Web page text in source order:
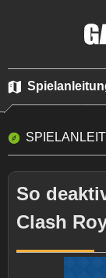
So
Clash